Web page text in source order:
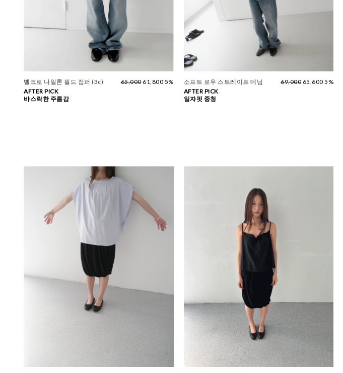
벨크로 나일론 필드 점퍼 (3c) 65,00061,800 5%
AFTER PICK
바스락한 주름감
소프트 로우 스트레이트 데님 69,000 65,600 5%
AFTER PICK
일자핏 중청